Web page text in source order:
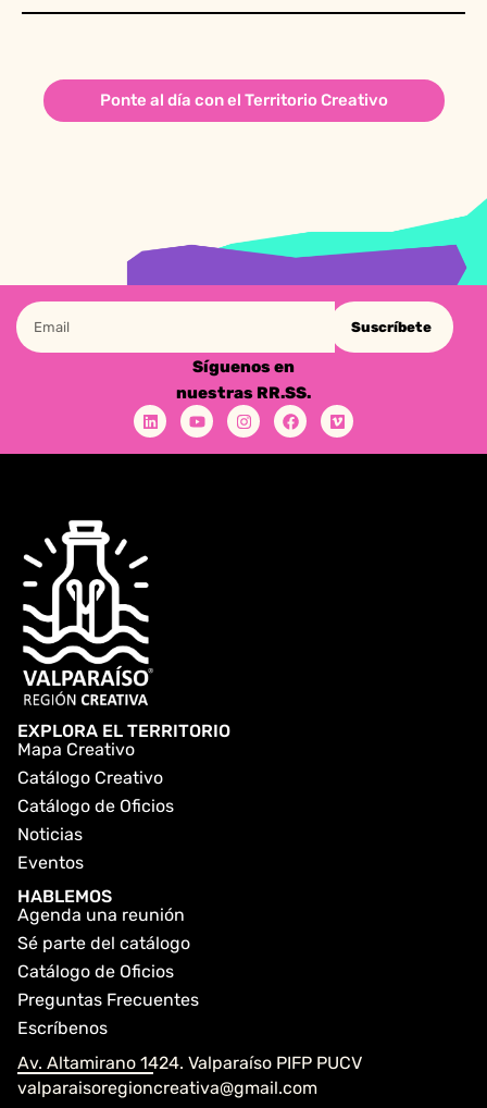
Ponte al día con el Territorio Creativo
Suscríbete
Síguenos en
nuestras RR.SS.
EXPLORA EL TERRITORIO
Mapa Creativo
Catálogo Creativo
Catálogo de Oficios
Noticias
Eventos
HABLEMOS
Agenda una reunión
Sé parte del catálogo
Catálogo de Oficios
Preguntas Frecuentes
Escríbenos
Av. Altamirano 1424. Valparaíso PIFP PUCV
valparaisoregioncreativa@gmail.com